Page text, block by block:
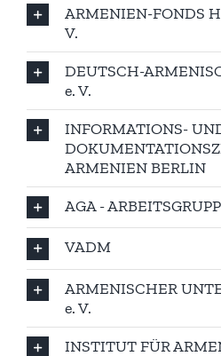
ARMENIEN-FONDS
V.
DEUTSCH-
e. V.
INFORMATIONS-
ARMENIEN BERLIN
AGA -
VADM
ARMENISCHER
e. V.
INSTITUT FÜR